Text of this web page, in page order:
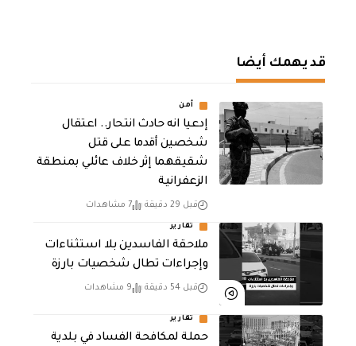
قد يهمك أيضا
أمن
إدعيا انه حادث انتحار.. اعتقال
شخصين أقدما على قتل
شقيقهما إثر خلاف عائلي بمنطقة
الزعفرانية
قبل 29 دقيقة 7 مشاهدات
تقارير
ملاحقة الفاسدين بلا استثناءات
وإجراءات تطال شخصيات بارزة
قبل 54 دقيقة 9 مشاهدات
تقارير
حملة لمكافحة الفساد في بلدية